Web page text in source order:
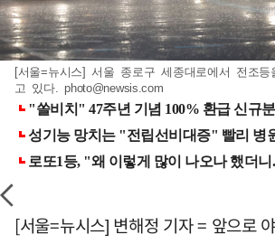
[서울=뉴시스] 서울 종로구 세종대로에서 전조
고 있다.photo@newsis.com
[서울=뉴시스] 변해정 기자 = 앞으로